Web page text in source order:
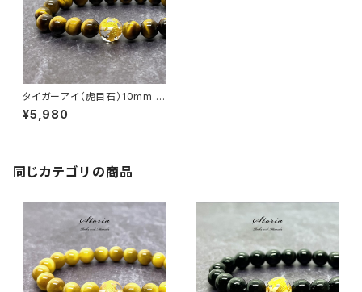
タイガーアイ（虎目石）10mm 五
爪皇帝龍【金彫り】水晶 ブレスレ
ット
¥5,980
同じカテゴリの商品